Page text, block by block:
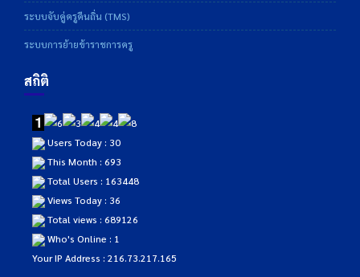
ระบบจับคู่ครูคืนถิ่น (TMS)
ระบบการย้ายข้าราชการครู
สถิติ
Users Today : 30
This Month : 693
Total Users : 163448
Views Today : 36
Total views : 689126
Who's Online : 1
Your IP Address : 216.73.217.165